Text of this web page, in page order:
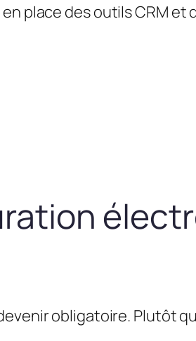
place des outils CRM
obligatoire. Plutôt